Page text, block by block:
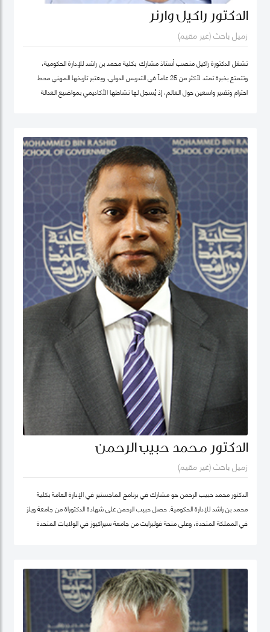
الدكتور راكيل وارنر
زميل باحث (غير مقيم)
تشغل الدكتورة راكيل منصب أستاذ مشارك بكلية محمد بن راشد للإدارة الحكومية،
وتتمتع بخبرة تمتد لأكثر من 25 عاماً في التدريس الدولي. ويعتبر تاريخها المهني محط
احترام وتقدير واسعين حول العالم، إذ يُسجل لها نشاطها الأكاديمي بمواضيع العدالة
مساعدة تعليمية.
الدكتور محمد حبيب الرحمن
زميل باحث (غير مقيم)
الدكتور محمد حبيب الرحمن هو مشارك في برنامج الماجستير في الإدارة العامة بكلية
محمد بن راشد للإدارة الحكومية. حصل حبيب الرحمن على شهادة الدكتوراة من جامعة ويلز
في المملكة المتحدة، وعلى منحة فولبرايت من جامعة سيراكيوز في الولايات المتحدة
الجامعات، ومنها جامعة دكا (بنغلاديش)، وجامعة ليكهيد (كندا)، وجامعة ساوث باسيفيك
(فيجي)، وجامعة بروناي دار السلام (بروناي). وخلال عمله في جامعة بروناي دار السلام،
عمل في كلية الأعمال، والاقتصاد والدراسات السياسية ومعهد الدراسات السياسية كقائد
برنامج لدراسات الخريجين. ومنذ بداية مسيرته المهنية الأكاديمية، تميز الدكتور حبيب الرحمن
بنشاط كبير في إجراء البحوث حيث نشرت العديد من بحوثه في دوريات محكمة وله أيضاً